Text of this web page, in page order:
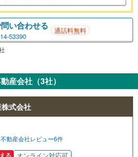
い合わせる
53390
通話料無料
産会社（3社）
式会社
不動産会社レビュー6件
る